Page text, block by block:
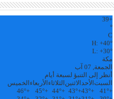
+
39
°
C
H: +40°
L: +30°
مكة
الجمعة, 07 آب
أنظر إلى التنبؤ لسبعة أيام
السبت الأحد الاثنين الثلاثاء الأربعاء الخميس
+
41°
+
43°
+
43°
+
44°
+
45°
+
46°